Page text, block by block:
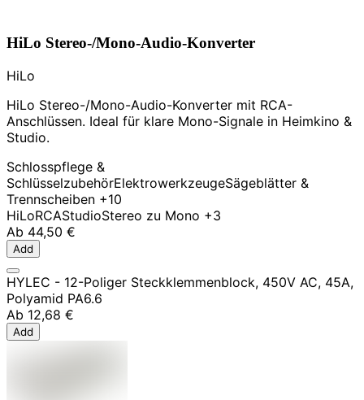
HiLo Stereo-/Mono-Audio-Konverter
HiLo
HiLo Stereo-/Mono-Audio-Konverter mit RCA-
Anschlüssen. Ideal für klare Mono-Signale in Heimkino &
Studio.
Schlosspflege &
SchlüsselzubehörElektrowerkzeugeSägeblätter &
Trennscheiben +10
HiLoRCAStudioStereo zu Mono +3
Ab 44,50 €
Add
HYLEC - 12-Poliger Steckklemmenblock, 450V AC, 45A,
Polyamid PA6.6
Ab 12,68 €
Add